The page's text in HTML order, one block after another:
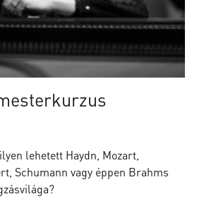
lehetett Haydn, Mozart,
Schumann vagy éppen Brahms